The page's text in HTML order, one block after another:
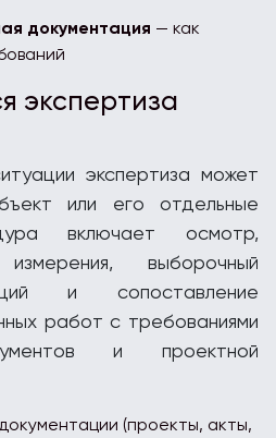
документация — как
экспертиза
экспертиза может
или его отдельные
включает осмотр,
измерения, выборочный
и сопоставление
работ с требованиями
и проектной
(проекты, акты,